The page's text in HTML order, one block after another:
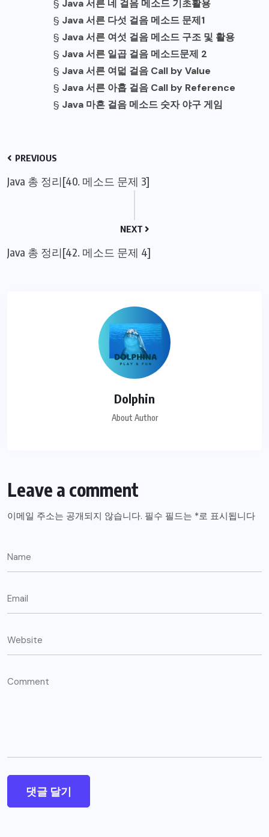
§ Java 서른 네 걸음 메소드 기초활용
§ Java 서른 다섯 걸음 메소드 문제1
§ Java 서른 여섯 걸음 메소드 구조 및 활용
§ Java 서른 일곱 걸음 메소드문제 2
§ Java 서른 여덟 걸음 Call by Value
§ Java 서른 아홉 걸음 Call by Reference
§ Java 마흔 걸음 메소드 숫자 야구 게임
PREVIOUS
Java 총 정리[40. 메소드 문제 3]
NEXT
Java 총 정리[42. 메소드 문제 4]
Dolphin
About Author
Leave a comment
이메일 주소는 공개되지 않습니다. 필수 필드는 *로 표시됩니다